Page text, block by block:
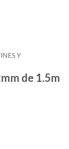
Y
de 1.5m